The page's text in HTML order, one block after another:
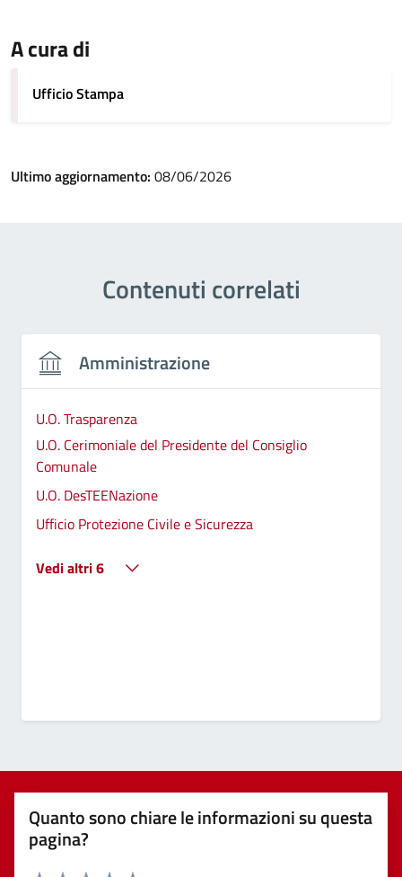
A cura di
Ufficio Stampa
Ultimo aggiornamento: 08/06/2026
Contenuti correlati
Amministrazione
U.O. Trasparenza
U.O. Cerimoniale del Presidente del Consiglio
Comunale
U.O. DesTEENazione
Ufficio Protezione Civile e Sicurezza
Vedi altri 6
Quanto sono chiare le informazioni su questa
pagina?